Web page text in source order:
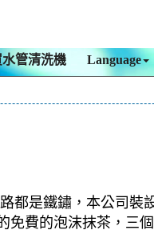
水管清洗機 Language
都是鐵鏽，本公司裝
費的泡沫抹茶，三